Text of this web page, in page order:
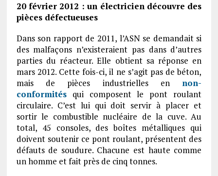
20 février 2012 : un électricien découvre des
pièces défectueuses
Dans son rapport de 2011, l’ASN se demandait si
des malfaçons n’existeraient pas dans d’autres
parties du réacteur. Elle obtient sa réponse en
mars 2012. Cette fois-ci, il ne s’agit pas de béton,
mais de pièces industrielles en non-
conformitésqui composent le pont roulant
circulaire. C’est lui qui doit servir à placer et
sortir le combustible nucléaire de la cuve. Au
total, 45 consoles, des boîtes métalliques qui
doivent soutenir ce pont roulant, présentent des
défauts de soudure. Chacune est haute comme
un homme et fait près de cinq tonnes.